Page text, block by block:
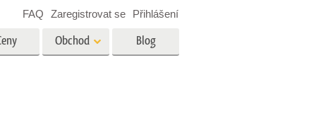
Obchod Blog
FAQ Zaregistrovat se Přihlášení